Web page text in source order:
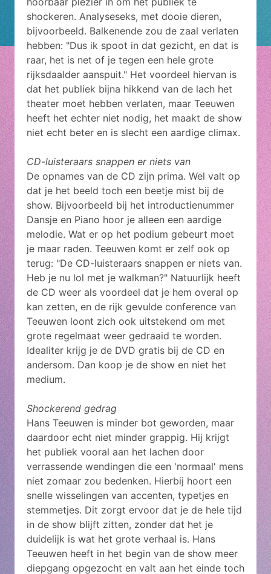
shockeren. Analyseseks, met dooie dieren,
bijvoorbeeld. Balkenende zou de zaal verlaten
hebben: "Dus ik spoot in dat gezicht, en dat is
raar, het is net of je tegen een hele grote
rijksdaalder aanspuit." Het voordeel hiervan is
dat het publiek bijna hikkend van de lach het
theater moet hebben verlaten, maar Teeuwen
heeft het echter niet nodig, het maakt de show
niet echt beter en is slecht een aardige climax.
CD-luisteraars snappen er niets van
De opnames van de CD zijn prima. Wel valt op
dat je het beeld toch een beetje mist bij de
show. Bijvoorbeeld bij het introductienummer
Dansje en Piano hoor je alleen een aardige
melodie. Wat er op het podium gebeurt moet
je maar raden. Teeuwen komt er zelf ook op
terug: "De CD-luisteraars snappen er niets van.
Heb je nu lol met je walkman?" Natuurlijk heeft
de CD weer als voordeel dat je hem overal op
kan zetten, en de rijk gevulde conference van
Teeuwen loont zich ook uitstekend om met
grote regelmaat weer gedraaid te worden.
Idealiter krijg je de DVD gratis bij de CD en
andersom. Dan koop je de show en niet het
medium.
Shockerend gedrag
Hans Teeuwen is minder bot geworden, maar
daardoor echt niet minder grappig. Hij krijgt
het publiek vooral aan het lachen door
verrassende wendingen die een 'normaal' mens
niet zomaar zou bedenken. Hierbij hoort een
snelle wisselingen van accenten, typetjes en
stemmetjes. Dit zorgt ervoor dat je de hele tijd
in de show blijft zitten, zonder dat het je
duidelijk is wat het grote verhaal is. Hans
Teeuwen heeft in het begin van de show meer
diepgang opgezocht en valt aan het einde toch